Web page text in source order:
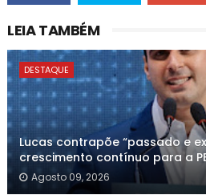
LEIA TAMBÉM
DESTAQUE
Lucas contrapõe “passado e
crescimento contínuo para a
Agosto 09, 2026